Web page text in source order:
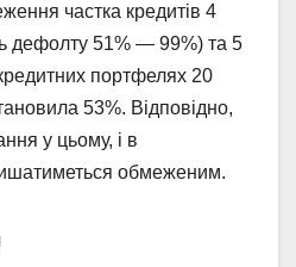
частка кредитів 4
дефолту 51% — 99%) та 5
портфелях 20
53%. Відповідно,
у цьому, і в
обмеженим.